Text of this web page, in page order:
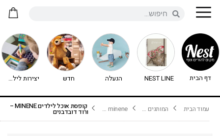
דף הבית NEST LINE הנעלה חדש יצירות לילדים - יצירה לילדים
עמוד הבית המותגים שלנו minene מיננה קופסת אוכל לילדים MINENE –
ורוד דובדבנים